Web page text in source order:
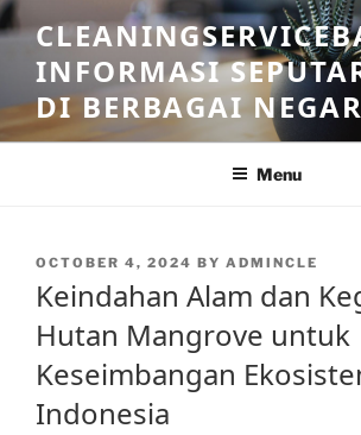
Skip
to
contentINFORMASI
DI BERBAGAI
Menu
POSTED
OCTOBER 4, 2024 BY ADMINCLE
Keindahan Alam dan
Hutan Mangrove untuk
Keseimbangan
Indonesia